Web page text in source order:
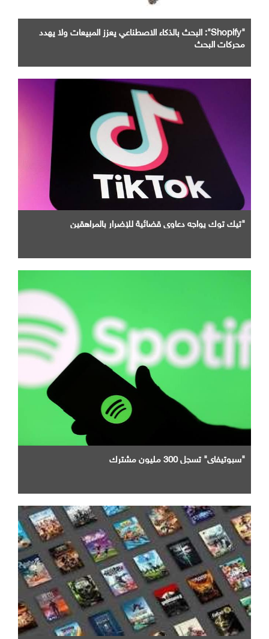
"Shopify": البحث بالذكاء الاصطناعي يعزز المبيعات ولا يهدد
محركات البحث
"تيك توك يواجه دعاوى قضائية للإضرار بالمراهقين
"سبوتيفاي" تسجل 300 مليون مشترك